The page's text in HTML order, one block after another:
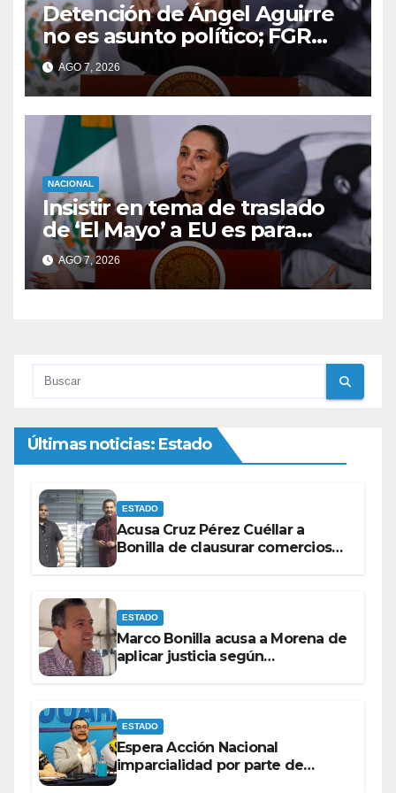
Detención de Ángel Aguirre
no es asunto político; FGR
analizó evidencias telefónicas
del caso Ayotzinapa, dice
Sheinbaum
AGO 7, 2026
NACIONAL
Insistir en tema de traslado
de ‘El Mayo’ a EU es para
esclarecer si hubo injerencia:
Sheinbaum
AGO 7, 2026
Últimas noticias: Estado
ESTADO
Acusa Cruz Pérez Cuéllar a
Bonilla de clausurar comercios
ESTADO
Marco Bonilla acusa a Morena de
aplicar justicia según
ESTADO
Espera Acción Nacional
imparcialidad por parte de